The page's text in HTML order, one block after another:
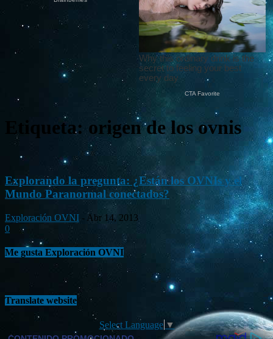
Etiqueta: origen de los ovnis
Explorando la pregunta: ¿Están los OVNIs y el
Mundo Paranormal conectados?
Exploración OVNI - Abr 14, 2013
0
Me gusta Exploración OVNI
Translate website
Select Language ▼